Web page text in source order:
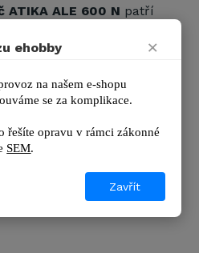
ATIKA ALE 600 N patří
svému vysokému
malé spotřebě elektrické
a přehledné ovládání a
.
záruční a pozáruční
a dodávky originálních
ehobby ×
na našem e-shopu
se za komplikace.
řešíte opravu v rámci zákonné
SEM.
Zavřít